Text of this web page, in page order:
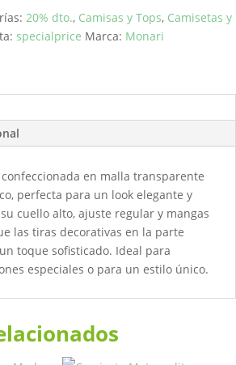
20% dto., Camisas y Tops, Camisetas y
specialprice Marca: Monari
confeccionada en malla transparente
perfecta para un look elegante y
cuello alto, ajuste regular y mangas
las tiras decorativas en la parte
toque sofisticado. Ideal para
especiales o para un estilo único.